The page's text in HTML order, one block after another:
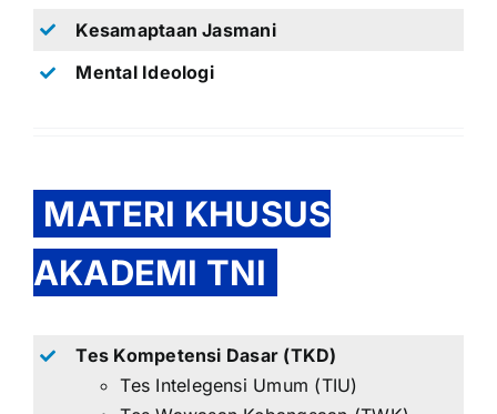
Kesamaptaan Jasmani
Mental Ideologi
MATERI KHUSUS
AKADEMI TNI
Tes Kompetensi Dasar (TKD)
Tes Intelegensi Umum (TIU)